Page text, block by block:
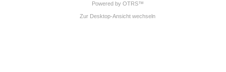
Powered by OTRS™
Zur Desktop-Ansicht wechseln